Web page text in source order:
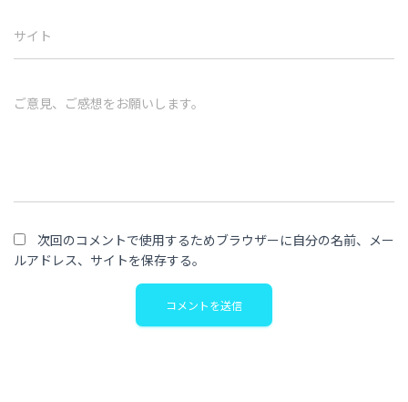
サイト
ご意見、ご感想をお願いします。
次回のコメントで使用するためブラウザーに自分の名前、メー
ルアドレス、サイトを保存する。